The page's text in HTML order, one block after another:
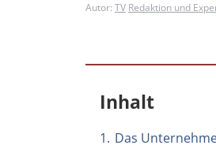
Autor: TV Redaktion und
Inhalt
1. Das